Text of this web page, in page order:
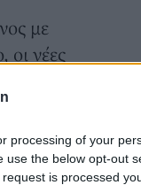
processing of your
use the below opt-out
is processed
με
νέες